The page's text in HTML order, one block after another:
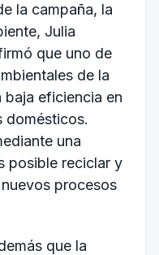
la campaña, la
Julia
que uno de
de la
eficiencia en
domésticos.
una
posible reciclar y
procesos
que la